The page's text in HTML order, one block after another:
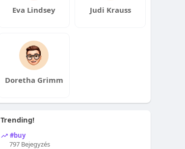
Eva Lindsey Judi Krauss
Doretha Grimm
Trending!
#buy
797 Bejegyzés